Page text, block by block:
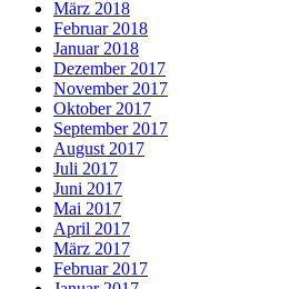
März 2018
Februar 2018
Januar 2018
Dezember 2017
November 2017
Oktober 2017
September 2017
August 2017
Juli 2017
Juni 2017
Mai 2017
April 2017
März 2017
Februar 2017